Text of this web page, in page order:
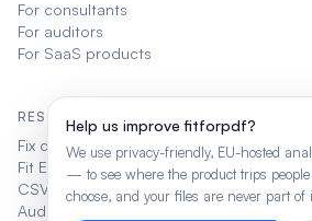
For consultants
For auditors
For SaaS products
RESOURCES
Fix cut-off columns in Excel PDF
Fit Excel sheet on one page
CSV to structured PDF
Audit report export tips
Help us improve fitforpdf?
We use privacy-friendly, EU-hosted
— to see where the product trips
choose, and your files are never part of